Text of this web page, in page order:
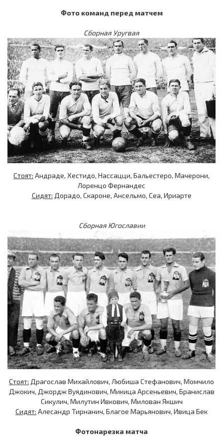
Фото команд перед матчем
Сборная Уругвая
Стоят: Андраде, Хестидо, Нассацци, Бальестеро, Мачерони,
Лоренцо Фернандес
Сидят: Дорадо, Скароне, Ансельмо, Сеа, Ириарте
Сборная Югославии
Стоят: Драгослав Михайлович, Любиша Стефанович, Момчило
Джокич, Джордж Вуядинович, Микица Арсеньевич, Бранислав
Сикулич, Милутин Ивкович, Милован Якшич
Сидят: Алесандр Тирнанич, Благое Марьянович, Ивица Бек
Фотонарезка матча